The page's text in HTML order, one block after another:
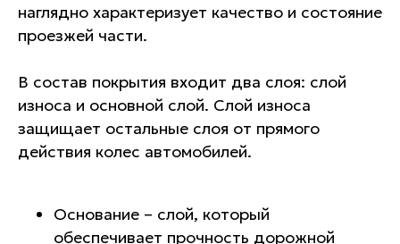
наглядно характеризует качество и состояние
проезжей части.
В состав покрытия входит два слоя: слой
износа и основной слой. Слой износа
защищает остальные слоя от прямого
действия колес автомобилей.
Основание – слой, который
обеспечивает прочность дорожной